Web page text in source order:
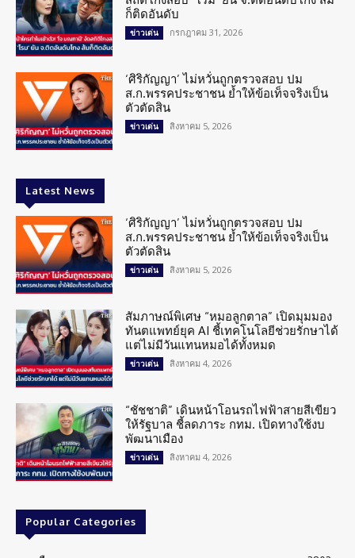
ก็ติดอันดับ
ข่าวเด่น กรกฎาคม 31, 2026
‘ศิริกัญญา’ ไม่หวั่นถูกตรวจสอบ ปม
ส.ก.พรรคประชาชน ย้ำให้ข้อเท็จจริงเป็น
ตัวตัดสิน
ข่าวเด่น สิงหาคม 5, 2026
Latest News
‘ศิริกัญญา’ ไม่หวั่นถูกตรวจสอบ ปม
ส.ก.พรรคประชาชน ย้ำให้ข้อเท็จจริงเป็น
ตัวตัดสิน
ข่าวเด่น สิงหาคม 5, 2026
สัมภาษณ์พิเศษ “หมอลูกตาล” เปิดมุมมอง
ทันตแพทย์ยุค AI ชี้เทคโนโลยีช่วยรักษาได้
แต่ไม่มีวันแทนหมอได้ทั้งหมด
ข่าวเด่น สิงหาคม 4, 2026
“ชัชชาติ” เดินหน้าโอนรถไฟฟ้าสายสีเขียว
ให้รัฐบาล ชี้ลดภาระ กทม. เปิดทางใช้งบ
พัฒนาเมือง
ข่าวเด่น สิงหาคม 4, 2026
Popular Categories